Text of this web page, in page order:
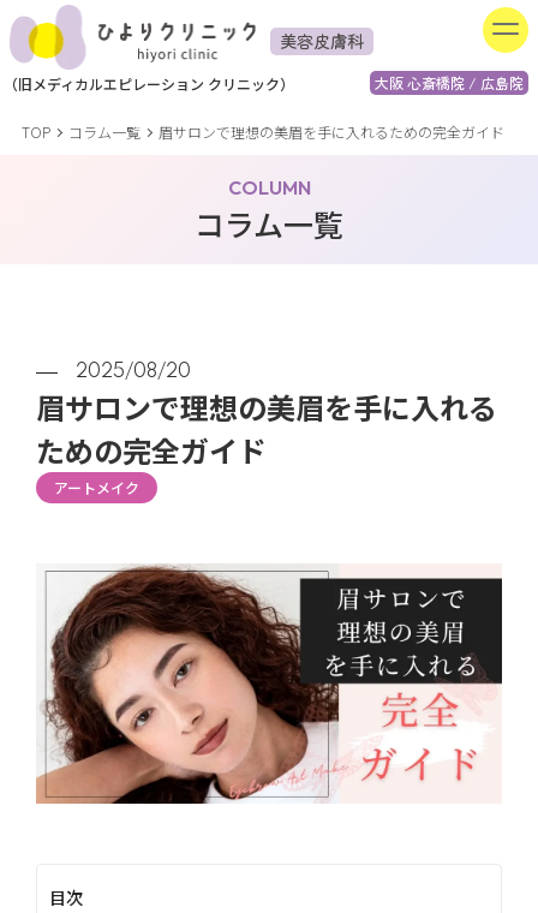
美容皮膚科
大阪 心斎橋院 / 広島院
（旧メディカルエピレーション クリニック）
TOP コラム一覧 眉サロンで理想の美眉を手に入れるための完全ガイド
COLUMN
コラム一覧
2025/08/20
眉サロンで理想の美眉を手に入れる
ための完全ガイド
アートメイク
目次